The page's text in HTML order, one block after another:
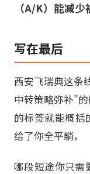
（A/K）能减少
写在最后
西安飞瑞典这条
中转策略弥补"
的标签就能概
给了你全平躺，
哪段短途你只需